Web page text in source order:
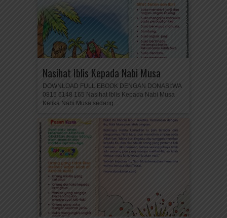
Nasihat Iblis Kepada Nabi Musa
DOWNLOAD FULL EBOOK DENGAN DONASI:WA
0815 6148 165 Nasihat Iblis Kepada Nabi Musa
Ketika Nabi Musa sedang...